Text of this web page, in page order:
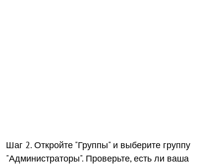
Шаг 2. Откройте "Группы" и выберите группу
"Администраторы". Проверьте, есть ли ваша